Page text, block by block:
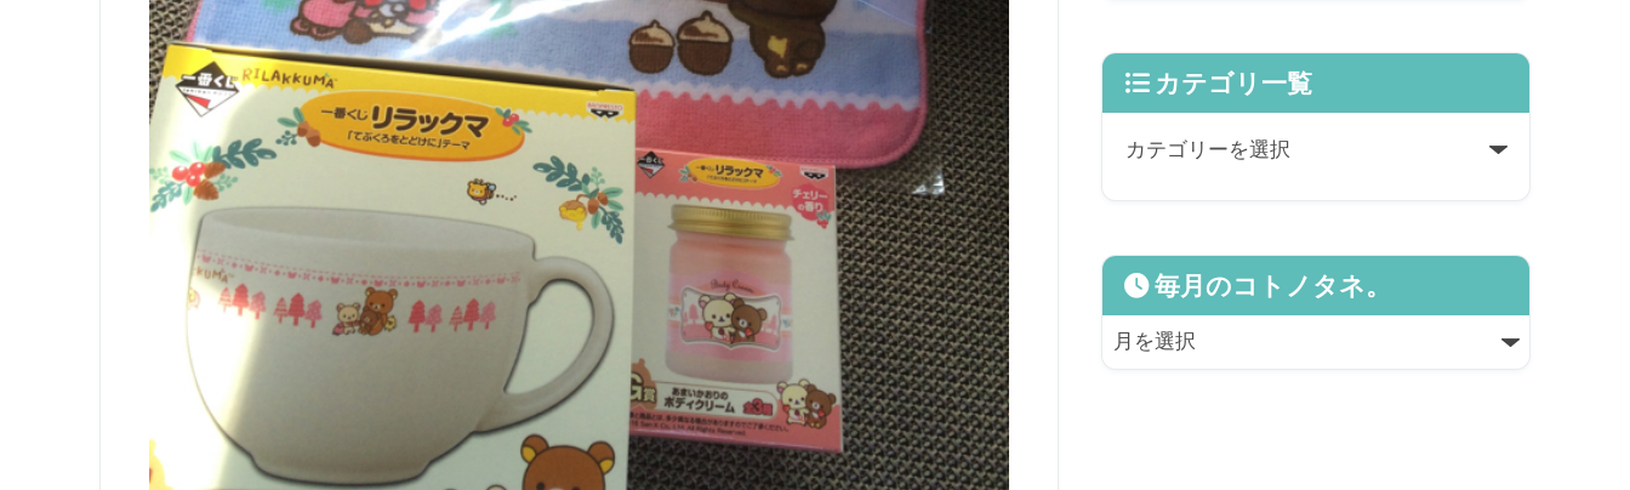
カテゴリ一覧
毎月のコトノタネ。